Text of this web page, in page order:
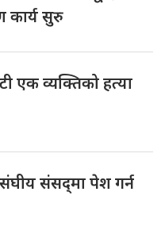
कार्य सुरु
एक व्यक्तिको हत्या
संसद्‌मा पेश गर्न